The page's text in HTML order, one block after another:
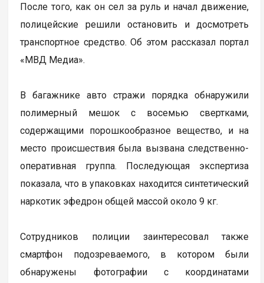
После того, как он сел за руль и начал движение,
полицейские решили остановить и досмотреть
транспортное средство. Об этом рассказал портал
«МВД Медиа».
В багажнике авто стражи порядка обнаружили
полимерный мешок с восемью свертками,
содержащими порошкообразное вещество, и на
место происшествия была вызвана следственно-
оперативная группа. Последующая экспертиза
показала, что в упаковках находится синтетический
наркотик эфедрон общей массой около 9 кг.
Сотрудников полиции заинтересовал также
смартфон подозреваемого, в котором были
обнаружены фотографии с координатами